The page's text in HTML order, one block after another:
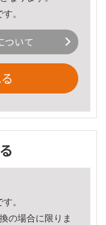
。
ついて
。
の場合に限りま